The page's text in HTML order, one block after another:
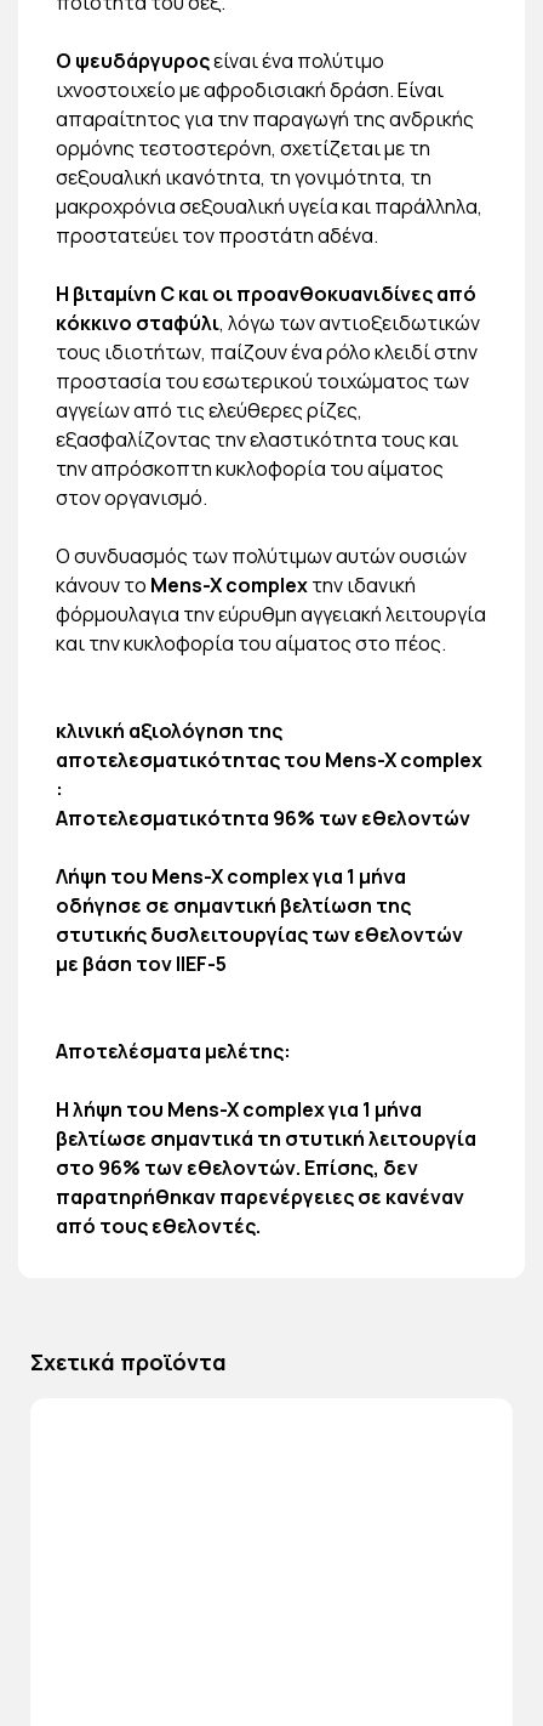
Ο ψευδάργυροςείναι ένα πολύτιμο
ιχνοστοιχείο με αφροδισιακή δράση. Είναι
απαραίτητος για την παραγωγή της ανδρικής
ορμόνης τεστοστερόνη, σχετίζεται με τη
σεξουαλική ικανότητα, τη γονιμότητα, τη
μακροχρόνια σεξουαλική υγεία και παράλληλα,
προστατεύει τον προστάτη αδένα.
Η βιταμίνη C και οι προανθοκυανιδίνες από
κόκκινο σταφύλι, λόγω των αντιοξειδωτικών
τους ιδιοτήτων, παίζουν ένα ρόλο κλειδί στην
προστασία του εσωτερικού τοιχώματος των
αγγείων από τις ελεύθερες ρίζες,
εξασφαλίζοντας την ελαστικότητα τους και
την απρόσκοπτη κυκλοφορία του αίματος
στον οργανισμό.
Ο συνδυασμός των πολύτιμων αυτών ουσιών
κάνουν το Mens-X complexτην ιδανική
φόρμουλαγια την εύρυθμη αγγειακή λειτουργία
και την κυκλοφορία του αίματος στο πέος.
κλινική αξιολόγηση της
αποτελεσματικότητας του Mens-X complex
:
Αποτελεσματικότητα 96% των εθελοντών
Λήψη του Mens-X complex για 1 μήνα
οδήγησε σε σημαντική βελτίωση της
στυτικής δυσλειτουργίας των εθελοντών
με βάση τον IIEF-5
Αποτελέσματα μελέτης:
Η λήψη του Mens-X complex για 1 μήνα
βελτίωσε σημαντικά τη στυτική λειτουργία
στο 96% των εθελοντών. Επίσης, δεν
παρατηρήθηκαν παρενέργειες σε κανέναν
από τους εθελοντές.
Σχετικά προϊόντα